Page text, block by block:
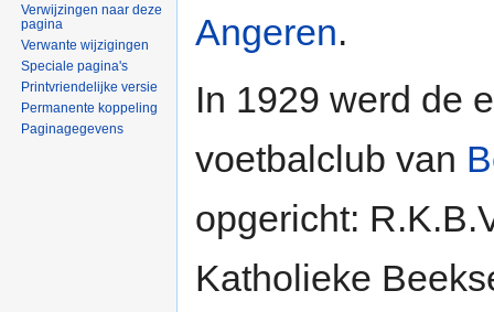
Angeren.
In 1929 werd de
voetbalclub van
opgericht:
Katholieke
Verwijzingen naar deze
pagina
Verwante wijzigingen
Speciale pagina's
Printvriendelijke versie
Permanente koppeling
Paginagegevens